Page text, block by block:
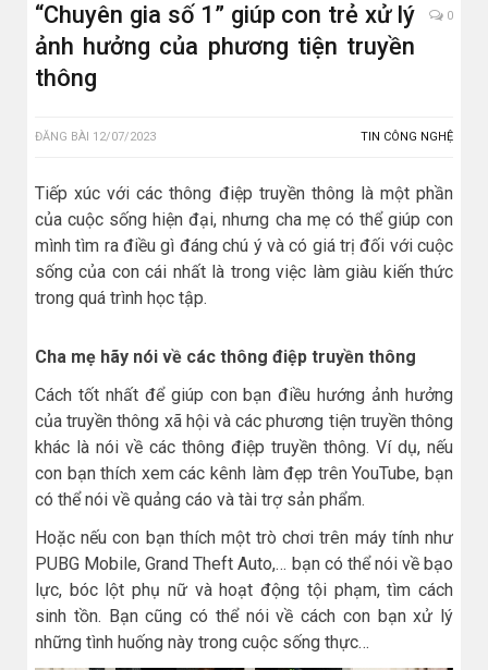
“Chuyên gia số 1” giúp con trẻ xử lý
ảnh hưởng của phương tiện truyền
thông
0
ĐĂNG BÀI 12/07/2023 TIN CÔNG NGHỆ
Tiếp xúc với các thông điệp truyền thông là một phần
của cuộc sống hiện đại, nhưng cha mẹ có thể giúp con
mình tìm ra điều gì đáng chú ý và có giá trị đối với cuộc
sống của con cái nhất là trong việc làm giàu kiến thức
trong quá trình học tập.
Cha mẹ hãy nói về các thông điệp truyền thông
Cách tốt nhất để giúp con bạn điều hướng ảnh hưởng
của truyền thông xã hội và các phương tiện truyền thông
khác là nói về các thông điệp truyền thông. Ví dụ, nếu
con bạn thích xem các kênh làm đẹp trên YouTube, bạn
có thể nói về quảng cáo và tài trợ sản phẩm.
Hoặc nếu con bạn thích một trò chơi trên máy tính như
PUBG Mobile, Grand Theft Auto,… bạn có thể nói về bạo
lực, bóc lột phụ nữ và hoạt động tội phạm, tìm cách
sinh tồn. Bạn cũng có thể nói về cách con bạn xử lý
những tình huống này trong cuộc sống thực…